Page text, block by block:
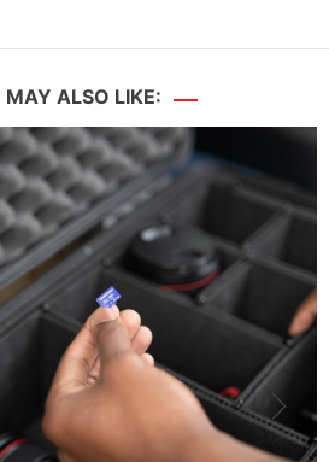
MAY ALSO LIKE: